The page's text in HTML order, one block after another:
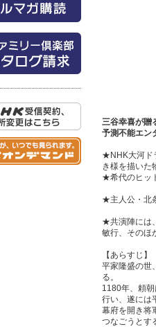
三谷幸喜が贈
予測不能エン
★NHK大河ド
き様を描いた
★希代のヒッ
★主人公・北
★共演陣には
敏行、そのほ
【あらすじ】
平家隆盛の世
る。
1180年、頼
行い、遂には
幕府を開き将
つなごうとす